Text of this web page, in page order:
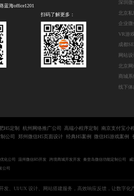
蓝海office1201
扫码了解更多：
VR游
成都
网站
北京
商城
线下体
H5定制 杭州网络推广公司 高端小程序定制
南京支付宝小
公司 郑州微信H5页面设计 经典H5案例 微信H5游戏案例
化公司 温州微信H5开发 跨境商城开发开发 秦皇岛微信功能定制公司
威
公司
发、UI/UX 设计、网站搭建服务，高效响应反馈，让数字化